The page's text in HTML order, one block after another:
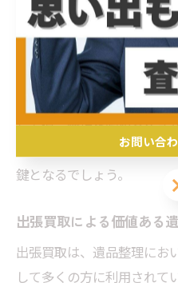
ービスでは、専門のスタッ
もとに丁寧に品物を査定
整理を進めることで、思い
を行うことが可能です。ま
して遺品整理を始めるべき
ずは信頼できる業者を選び
鍵となるでしょう。
出張買取による価値ある
出張買取は、遺品整理にお
して多くの方に利用されて
お問い合
お問い合